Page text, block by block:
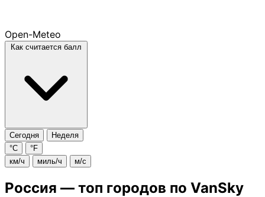
Open-Meteo
Как считается балл
Сегодня
Неделя
°C
°F
км/ч
миль/ч м/с
Россия — топ городов по VanSky